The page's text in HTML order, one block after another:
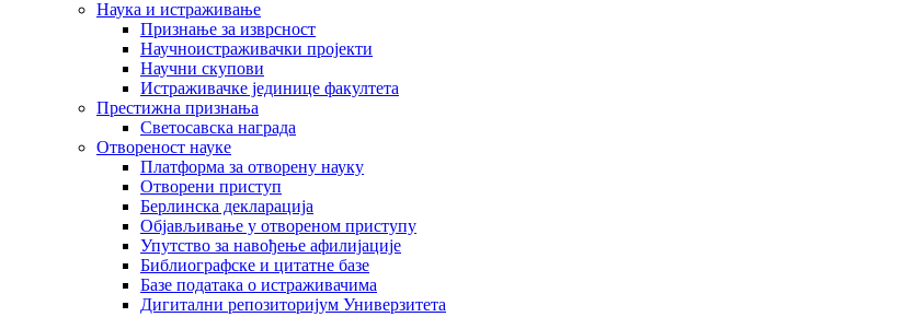
Наука и истраживање
Признање за изврсност
Научноистраживачки пројекти
Научни скупови
Истраживачке јединице факултета
Престижна признања
Светосавска награда
Отвореност науке
Платформа за отворену науку
Отворени приступ
Берлинска декларација
Објављивање у отвореном приступу
Упутство за навођење афилијације
Библиографске и цитатне базе
Базе података о истраживачима
Дигитални репозиторијум Универзитета